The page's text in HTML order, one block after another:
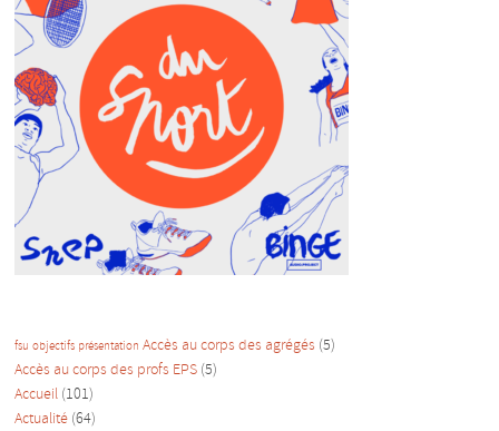
fsu objectifs présentation Accès au corps des agrégés (5)
Accès au corps des profs EPS (5)
Accueil (101)
Actualité (64)